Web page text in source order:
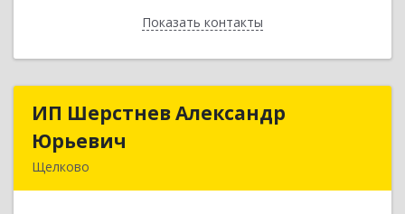
Показать контакты
Назад
ИП Шерстнев Александр
Юрьевич
Щелково
ИП Шерстнев Александр